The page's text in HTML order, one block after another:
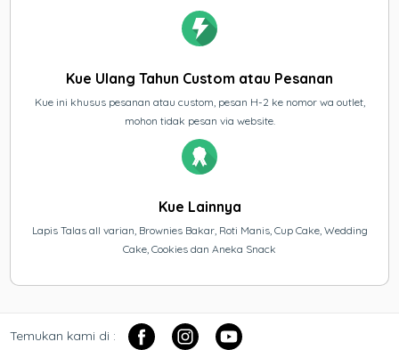
Kue Ulang Tahun Custom atau Pesanan
Kue ini khusus pesanan atau custom, pesan H-2 ke nomor wa outlet,
mohon tidak pesan via website.
Kue Lainnya
Lapis Talas all varian, Brownies Bakar, Roti Manis, Cup Cake, Wedding
Cake, Cookies dan Aneka Snack
Temukan kami di :